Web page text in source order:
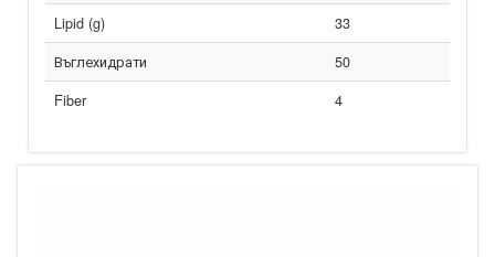
Lipid (g)
33
Въглехидрати
50
Fiber
4